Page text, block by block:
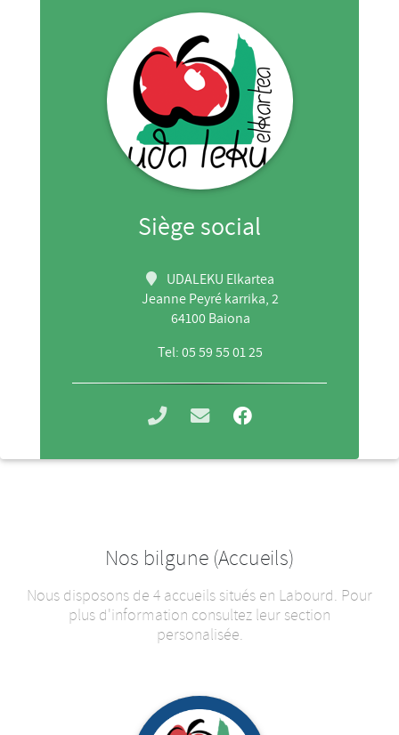
Siège social
UDALEKU Elkartea
Jeanne Peyré karrika, 2
64100 Baiona
Tel: 05 59 55 01 25
Nos bilgune (Accueils)
Nous disposons de 4 accueils situés en Labourd. Pour
plus d'information consultez leur section
personalisée.